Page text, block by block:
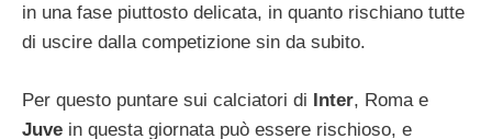
in una fase piuttosto delicata, in quanto rischiano tutte
di uscire dalla competizione sin da subito.
Per questo puntare sui calciatori di Inter, Roma e
Juve in questa giornata può essere rischioso, e